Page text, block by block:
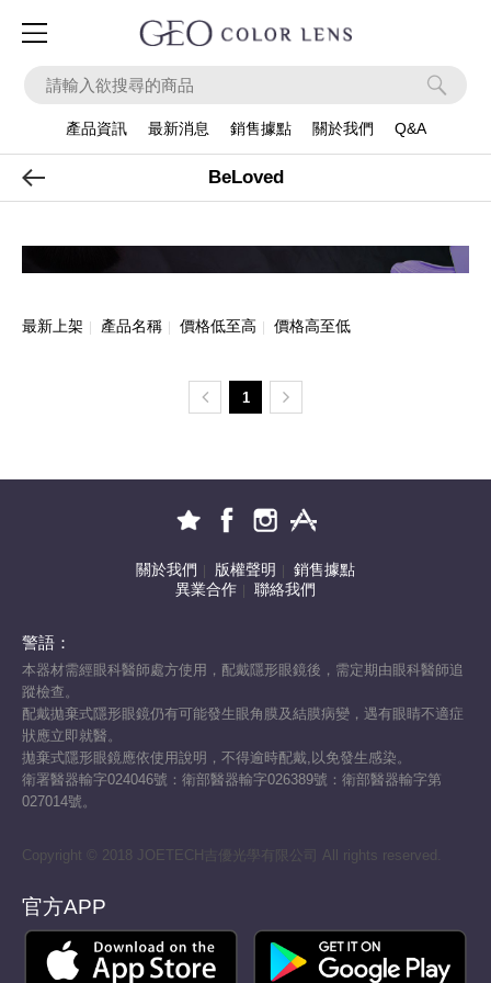
產品系列
產品資訊 最新消息 銷售據點 關於我們 Q&A
BeLoved
最新上架 產品名稱 價格低至高 價格高至低
1
關於我們 版權聲明
銷售據點
異業合作
聯絡我們
警語：
本器材需經眼科醫師處方使用，配戴隱形眼鏡後，需定期由眼科醫師追
蹤檢查。
配戴拋棄式隱形眼鏡仍有可能發生眼角膜及結膜病變，遇有眼睛不適症
狀應立即就醫。
拋棄式隱形眼鏡應依使用說明，不得逾時配戴,以免發生感染。
衛署醫器輸字024046號：衛部醫器輸字026389號：衛部醫器輸字第
027014號。
Copyright © 2018 JOETECH吉優光學有限公司 All rights reserved.
官方APP